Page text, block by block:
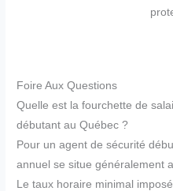
Foire Aux Questions
Quelle est la fourchette de
débutant au Québec ?
Pour un agent de sécurité
annuel se situe généralement
Le taux horaire minimal